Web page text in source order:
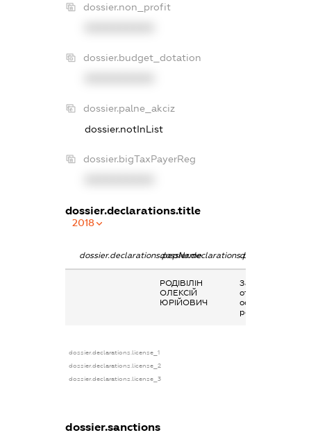
dossier.non_profit
dossier.budget_dotation
dossier.palne_akciz
dossier.notInList
dossier.bigTaxPayerReg
dossier.declarations.title
2018
dossier.declarations.pepNamedossier.declarations.personName
РОДІВІЛІН
ОЛЕКСІЙ
ЮРІЙОВИЧ
Заробітна плата
отримана за
основним місцем
роботи
dossier.declarations.license_1
dossier.declarations.license_2
dossier.declarations.license_3
dossier.sanctions